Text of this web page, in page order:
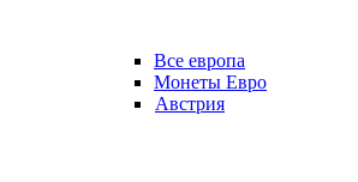
Все европа
Монеты Евро
Австрия